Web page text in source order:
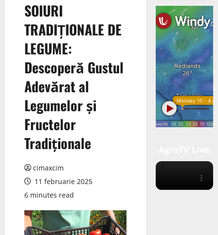
SOIURI
TRADIȚIONALE DE
LEGUME:
Descoperă Gustul
Adevărat al
Legumelor și
Fructelor
Tradiționale
cimaxcim
11 februarie 2025
6 minutes read